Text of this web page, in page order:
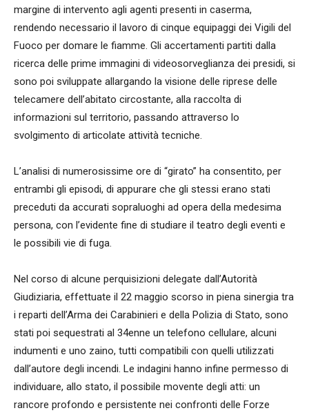
margine di intervento agli agenti presenti in caserma,
rendendo necessario il lavoro di cinque equipaggi dei Vigili del
Fuoco per domare le fiamme. Gli accertamenti partiti dalla
ricerca delle prime immagini di videosorveglianza dei presidi, si
sono poi sviluppate allargando la visione delle riprese delle
telecamere dell’abitato circostante, alla raccolta di
informazioni sul territorio, passando attraverso lo
svolgimento di articolate attività tecniche.
L’analisi di numerosissime ore di “girato” ha consentito, per
entrambi gli episodi, di appurare che gli stessi erano stati
preceduti da accurati sopraluoghi ad opera della medesima
persona, con l’evidente fine di studiare il teatro degli eventi e
le possibili vie di fuga.
Nel corso di alcune perquisizioni delegate dall’Autorità
Giudiziaria, effettuate il 22 maggio scorso in piena sinergia tra
i reparti dell’Arma dei Carabinieri e della Polizia di Stato, sono
stati poi sequestrati al 34enne un telefono cellulare, alcuni
indumenti e uno zaino, tutti compatibili con quelli utilizzati
dall’autore degli incendi. Le indagini hanno infine permesso di
individuare, allo stato, il possibile movente degli atti: un
rancore profondo e persistente nei confronti delle Forze